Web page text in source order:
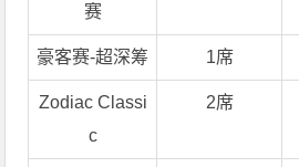
赛
豪客赛-超深筹 1席
Zodiac Classi
c
2席